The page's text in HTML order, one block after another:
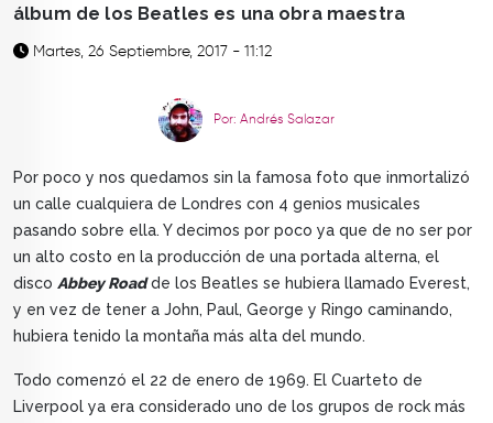
álbum de los Beatles es una obra maestra
Martes, 26 Septiembre, 2017 - 11:12
Por: Andrés Salazar
Por poco y nos quedamos sin la famosa foto que inmortalizó
un calle cualquiera de Londres con 4 genios musicales
pasando sobre ella. Y decimos por poco ya que de no ser por
un alto costo en la producción de una portada alterna, el
disco Abbey Roadde los Beatles se hubiera llamado Everest,
y en vez de tener a John, Paul, George y Ringo caminando,
hubiera tenido la montaña más alta del mundo.
Todo comenzó el 22 de enero de 1969. El Cuarteto de
Liverpool ya era considerado uno de los grupos de rock más